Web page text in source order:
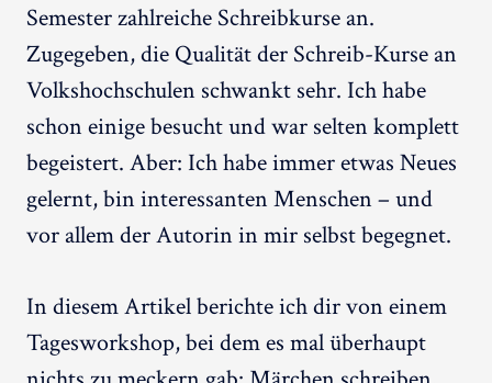
Semester zahlreiche Schreibkurse an.
Zugegeben, die Qualität der Schreib-Kurse an
Volkshochschulen schwankt sehr. Ich habe
schon einige besucht und war selten komplett
begeistert. Aber: Ich habe immer etwas Neues
gelernt, bin interessanten Menschen – und
vor allem der Autorin in mir selbst begegnet.
In diesem Artikel berichte ich dir von einem
Tagesworkshop, bei dem es mal überhaupt